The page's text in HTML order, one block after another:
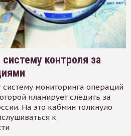
контроля за
систему мониторинга операций
планирует следить за
На это кабмин толкнуло
к